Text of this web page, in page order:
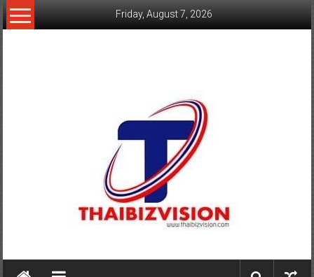
Skip
to
Friday, August 7, 2026